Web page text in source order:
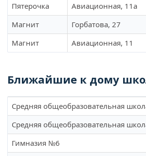
Пятерочка
Авиационная, 11а
Магнит
Горбатова, 27
Магнит
Авиационная, 11
Ближайшие к дому
Средняя общеобразовательная
Средняя общеобразовательная
Гимназия №6